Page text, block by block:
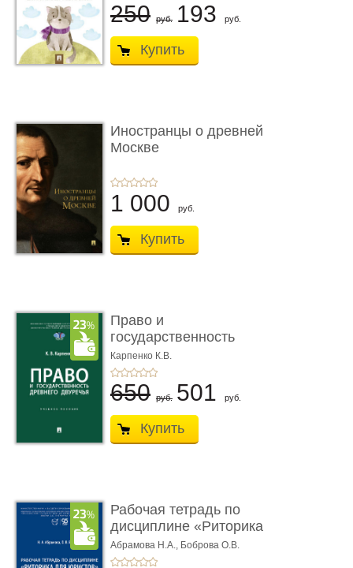
250 руб. 193 руб.
Купить
Иностранцы о древней
Москве
1 000 руб.
Купить
Право и
государственность
Древнего Двуречья. �
...
Карпенко К.В.
650 руб. 501 руб.
Купить
Рабочая тетрадь по
дисциплине «Риторика
для ю� ...
Абрамова Н.А., Боброва О.В.